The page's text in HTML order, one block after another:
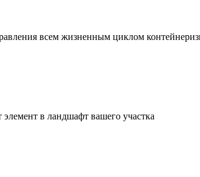
всем жизненным циклом
в ландшафт вашего участка